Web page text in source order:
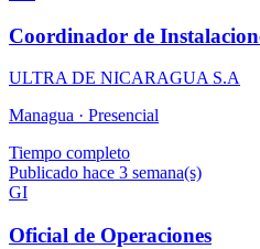
Coordinador de
ULTRA DE NICARAGUA S.A
Managua · Presencial
Tiempo completo
Publicado hace 3 semana(s)
GI
Oficial de Operaciones